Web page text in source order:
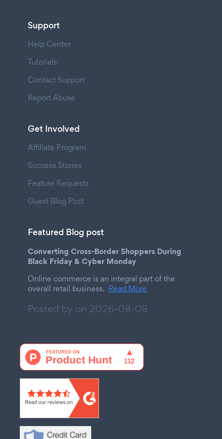
Support
Help Center
Tutorials
Contact Support
Report Abuse
Get Involved
Affiliate Program
Success Stories
Feature Requests
Guest Blog Post
Featured Blog post
Converting Cross-Border Shoppers During
Black Friday & Cyber Monday
Online commerce is an integral part of the
overall retail business. Read More
Posted by on 2026-08-08